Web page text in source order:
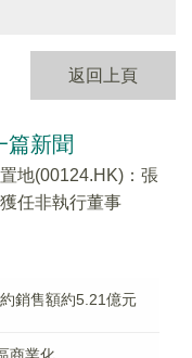
返回上頁
篇新聞
地(00124.HK)：張
任非執行董事
銷售額約5.21億元